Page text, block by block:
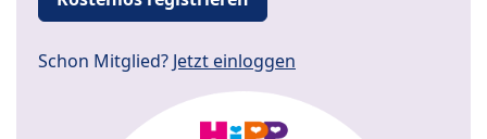
Schon Mitglied? Jetzt einloggen